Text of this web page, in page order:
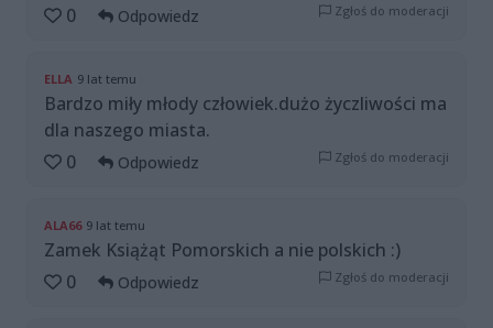
0 Odpowiedz Zgłoś do moderacji
ELLA 9 lat temu
Bardzo miły młody człowiek.dużo życzliwości ma
dla naszego miasta.
0
Odpowiedz Zgłoś do moderacji
ALA66 9 lat temu
Zamek Książąt Pomorskich a nie polskich :)
0
Odpowiedz Zgłoś do moderacji